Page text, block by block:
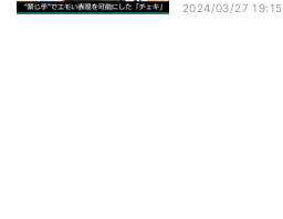
2024/03/27 19:15